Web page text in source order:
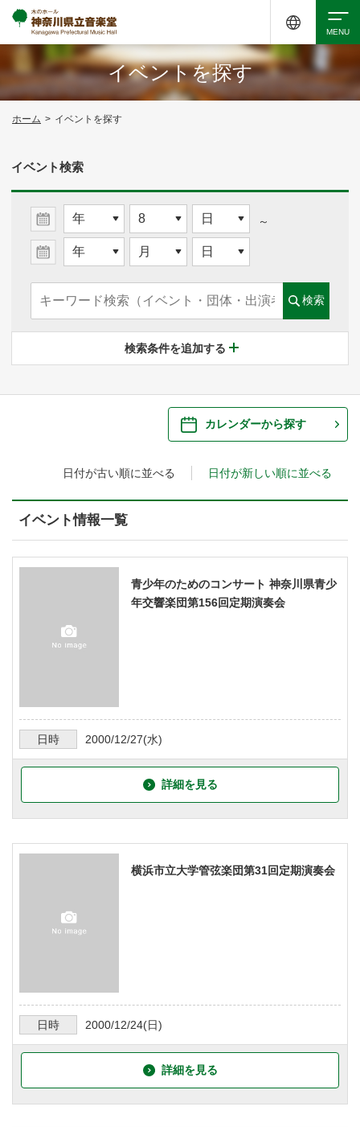
イベントを探す
・ イベント一覧
・ イベントカレンダー
・ 館内サービス・アクセシビリティ
・ よくある質問
・ 施設を借りる
・ 空き状況
音楽堂について
・ 音楽堂のご案内
・ 建築見学ツアー
神奈川県立音楽堂
SNS
検索
イベントを探す
ホーム > イベントを探す
イベント検索
～
検索
検索条件を追加する
カレンダーから探す
日付が古い順に並べる 日付が新しい順に並べる
イベント情報一覧
青少年のためのコンサート 神奈川県青少
年交響楽団第156回定期演奏会
日時 2000/12/27(水)
詳細を見る
横浜市立大学管弦楽団第31回定期演奏会
日時 2000/12/24(日)
詳細を見る